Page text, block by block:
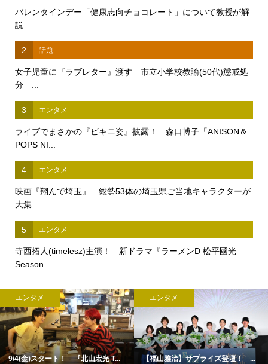
バレンタインデー「健康志向チョコレート」について教授が解
説
2 話題
女子児童に『ラブレター』渡す 市立小学校教諭(50代)懲戒処
分 ...
3 エンタメ
ライブでまさかの『ビキニ姿』披露！ 森口博子「ANISON＆
POPS NI...
4 エンタメ
映画『翔んで埼玉』 総勢53体の埼玉県ご当地キャラクターが
大集...
5 エンタメ
寺西拓人(timelesz)主演！ 新ドラマ『ラーメンD 松平國光
Season...
エンタメ
9/4(金)スタート！ 『北山宏光 T...
エンタメ
【福山雅治】サプライズ登壇！ ...